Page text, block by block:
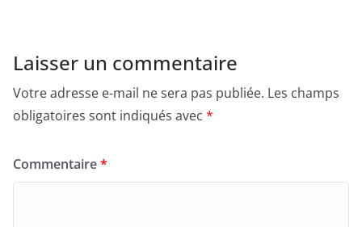
Laisser un commentaire
Votre adresse e-mail ne sera pas publiée. Les champs
obligatoires sont indiqués avec *
Commentaire*